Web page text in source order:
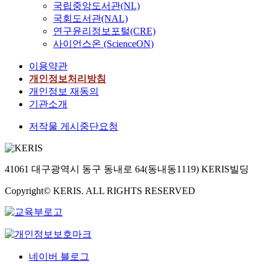
국립중앙도서관(NL)
국회도서관(NAL)
연구윤리정보포털(CRE)
사이언스온 (ScienceON)
이용약관
개인정보처리방침
개인정보 재동의
기관소개
저작물 게시중단요청
41061 대구광역시 동구 동내로 64(동내동1119) KERIS빌딩
Copyright© KERIS. ALL RIGHTS RESERVED
네이버 블로그